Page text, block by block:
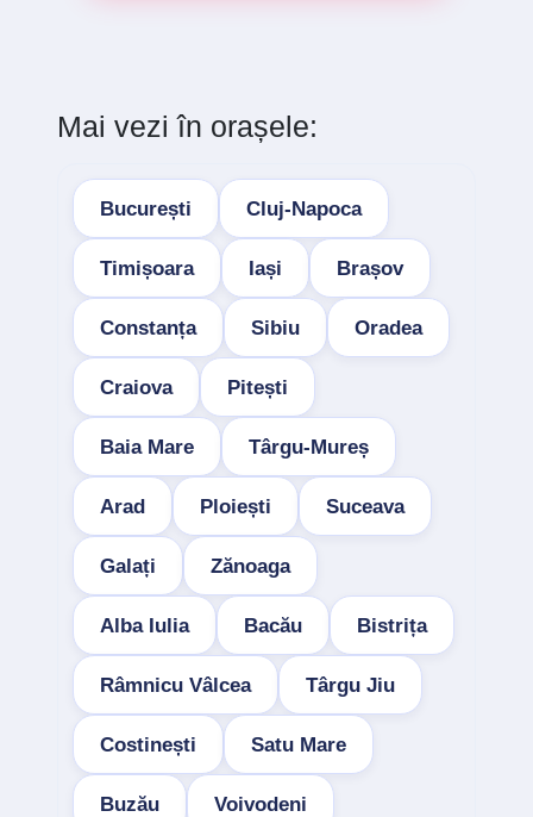
Mai vezi în orașele:
București Cluj-Napoca
Timișoara Iași Brașov
Constanța Sibiu Oradea
Craiova Pitești
Baia Mare Târgu-Mureș
Arad Ploiești Suceava
Galați Zănoaga
Alba Iulia Bacău Bistrița
Râmnicu Vâlcea Târgu Jiu
Costinești Satu Mare
Buzău Voivodeni